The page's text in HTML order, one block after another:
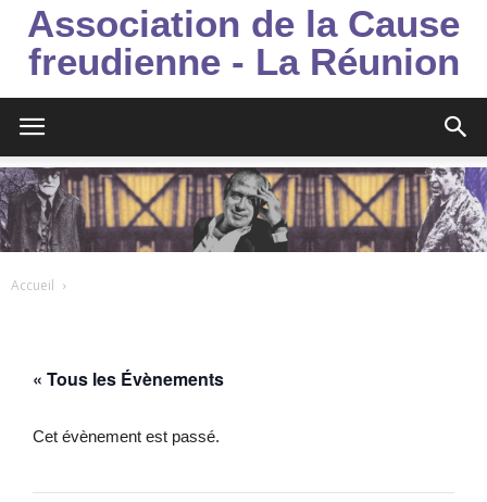
Association de la Cause
freudienne - La Réunion
Accueil
« Tous les Évènements
Cet évènement est passé.